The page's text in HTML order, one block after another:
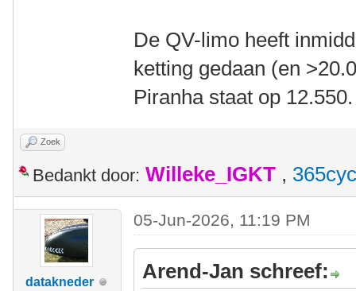
De QV-limo heeft
ketting gedaan (en
Piranha staat op
Zoek
Bedankt door: Willeke_IGKT ,
datakneder
05-Jun-2026, 11:19 PM
Arend-Jan schreef: